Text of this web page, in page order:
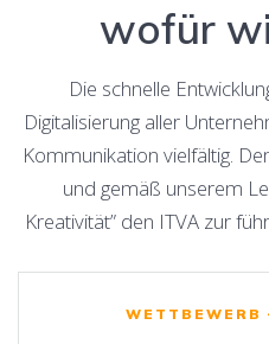
wofür
Die schnelle
Digitalisierung aller
Kommunikation vielfältig.
und gemäß unserem
Kreativität” den ITVA zur
WETTBEWERB